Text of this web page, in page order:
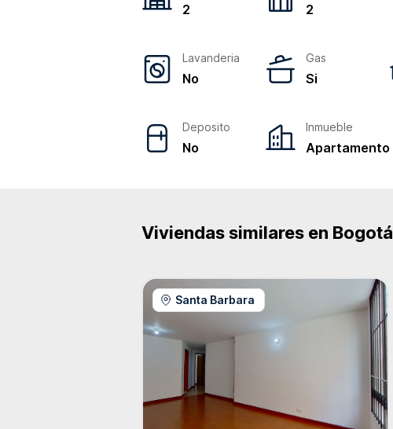
2 2
Lavanderia
No
Gas
Si
Deposito
No
Inmueble
Apartamento
Viviendas similares en Bogotá
Santa Barbara